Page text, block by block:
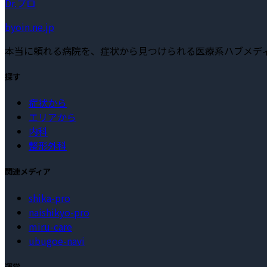
Dr.プロ
byoin.ne.jp
本当に頼れる病院を、症状から見つけられる医療系ハブメデ
探す
症状から
エリアから
内科
整形外科
関連メディア
shika-pro
naishikyo-pro
miru-care
ubugoe-navi